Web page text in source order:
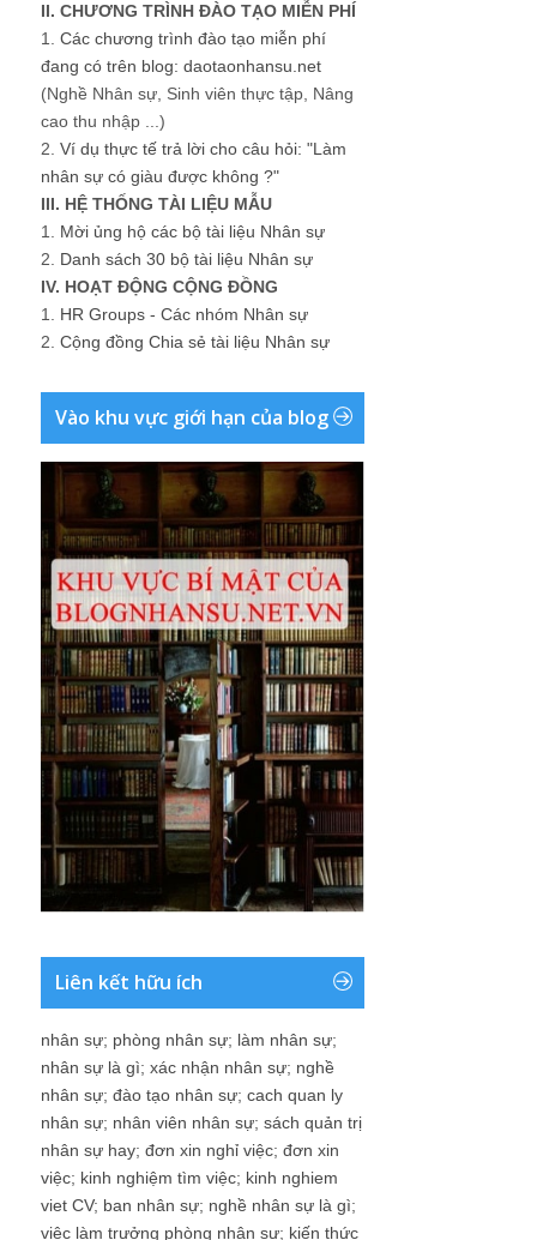
II. CHƯƠNG TRÌNH ĐÀO TẠO MIỄN PHÍ
1. Các chương trình đào tạo miễn phí
đang có trên blog: daotaonhansu.net
(Nghề Nhân sự, Sinh viên thực tập, Nâng
cao thu nhập ...)
2. Ví dụ thực tế trả lời cho câu hỏi: "Làm
nhân sự có giàu được không ?"
III. HỆ THỐNG TÀI LIỆU MẪU
1. Mời ủng hộ các bộ tài liệu Nhân sự
2. Danh sách 30 bộ tài liệu Nhân sự
IV. HOẠT ĐỘNG CỘNG ĐỒNG
1. HR Groups - Các nhóm Nhân sự
2. Cộng đồng Chia sẻ tài liệu Nhân sự
Vào khu vực giới hạn của blog
Liên kết hữu ích
nhân sự; phòng nhân sự; làm nhân sự;
nhân sự là gì; xác nhận nhân sự; nghề
nhân sự; đào tạo nhân sự; cach quan ly
nhân sự; nhân viên nhân sự; sách quản trị
nhân sự hay; đơn xin nghỉ việc; đơn xin
việc; kinh nghiệm tìm việc; kinh nghiem
viet CV; ban nhân sự; nghề nhân sự là gì;
việc làm trưởng phòng nhân sự; kiến thức